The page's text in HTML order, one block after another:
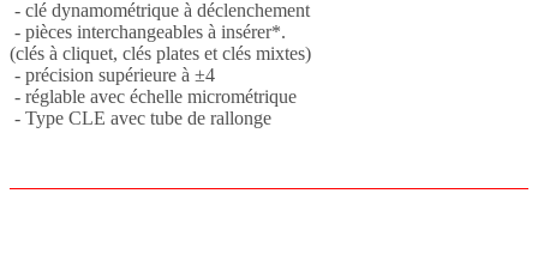
- clé dynamométrique à déclenchement
- pièces interchangeables à insérer*.
(clés à cliquet, clés plates et clés mixtes)
- précision supérieure à ±4
- réglable avec échelle micrométrique
- Type CLE avec tube de rallonge